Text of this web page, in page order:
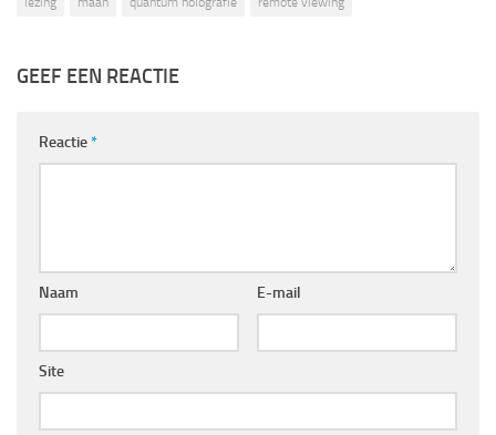
GEEF EEN REACTIE
Reactie*
Naam E-mail
Site